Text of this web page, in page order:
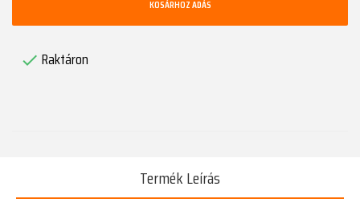
KOSÁRHOZ ADÁS
 Raktáron
Termék Leírás